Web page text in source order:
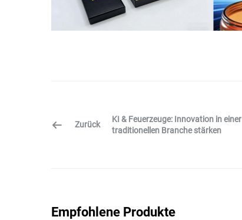
Zurück
KI & Feuerzeuge: Innovation in einer
traditionellen Branche stärken
Empfohlene Produkte